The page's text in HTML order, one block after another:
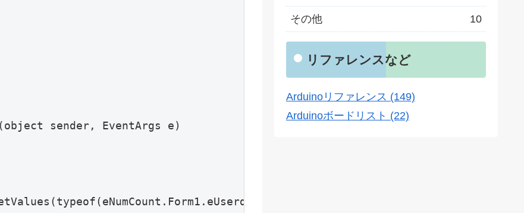
sender, EventArgs e)
その他 10
リファレンスなど
Arduinoリファレンス (149)
Arduinoボードリスト (22)